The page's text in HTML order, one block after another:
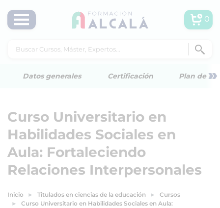
0
Datos generales Certificación Plan de »
Curso Universitario en
Habilidades Sociales en
Aula: Fortaleciendo
Relaciones Interpersonales
Inicio Titulados en ciencias de la educación
Cursos
Curso Universitario en Habilidades Sociales en Aula: